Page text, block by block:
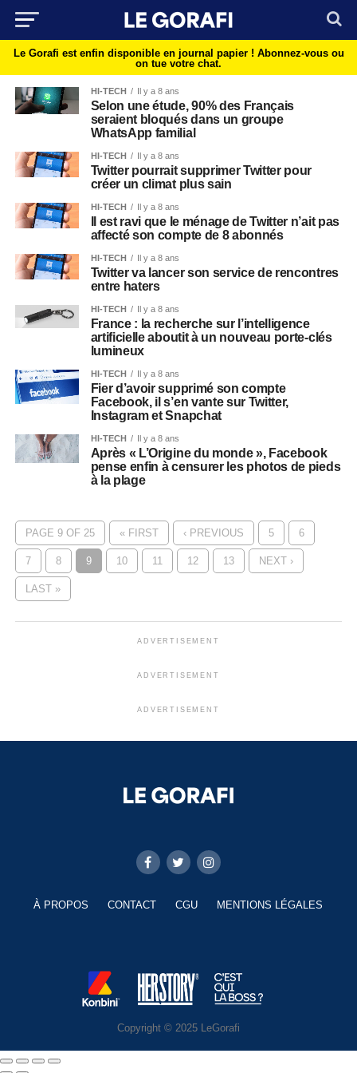
Le Gorafi est enfin disponible en journal papier ! Abonnez-vous ou
on tue votre chat.
HI-TECH Il y a 8 ans
Selon une étude, 90% des Français
seraient bloqués dans un groupe
WhatsApp familial
HI-TECH Il y a 8 ans
Twitter pourrait supprimer Twitter pour
créer un climat plus sain
HI-TECH Il y a 8 ans
Il est ravi que le ménage de Twitter n’ait pas
affecté son compte de 8 abonnés
HI-TECH Il y a 8 ans
Twitter va lancer son service de rencontres
entre haters
HI-TECH Il y a 8 ans
France : la recherche sur l’intelligence
artificielle aboutit à un nouveau porte-clés
lumineux
HI-TECH Il y a 8 ans
Fier d’avoir supprimé son compte
Facebook, il s’en vante sur Twitter,
Instagram et Snapchat
HI-TECH Il y a 8 ans
Après « L’Origine du monde », Facebook
pense enfin à censurer les photos de pieds
à la plage
PAGE 9 OF 25 « FIRST ‹ PREVIOUS 5 6
7 8 9 10 11 12 13 NEXT ›
LAST »
ADVERTISEMENT
ADVERTISEMENT
ADVERTISEMENT
À PROPOS CONTACT CGU MENTIONS LÉGALES
Copyright © 2025 LeGorafi